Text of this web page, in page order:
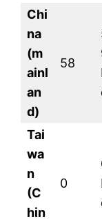
Chi
na
(m
ainl
an
d)
58
Tai
wa
n
(C
hin
0